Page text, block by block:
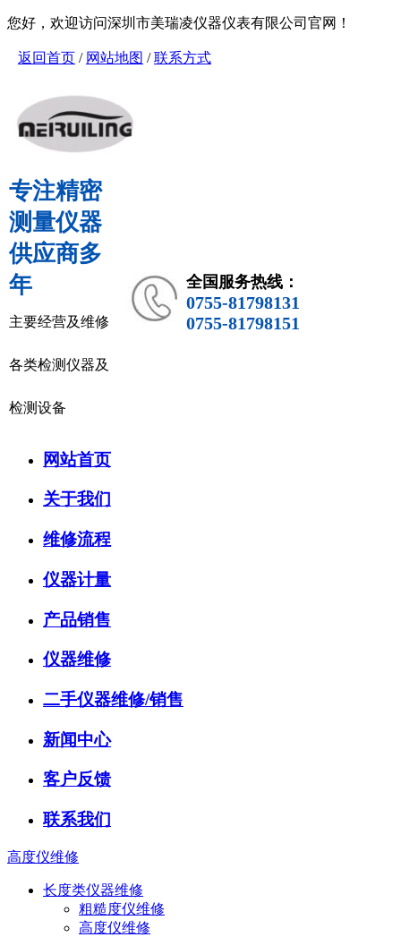
您好，欢迎访问深圳市美瑞凌仪器仪表有限公司官网！
返回首页 / 网站地图 /联系方式
专注精密
测量仪器
供应商多
年
主要经营及维修
各类检测仪器及
检测设备
全国服务热线：
0755-81798131
0755-81798151
网站首页
关于我们
维修流程
仪器计量
产品销售
仪器维修
二手仪器维修/销售
新闻中心
客户反馈
联系我们
高度仪维修
长度类仪器维修
粗糙度仪维修
高度仪维修